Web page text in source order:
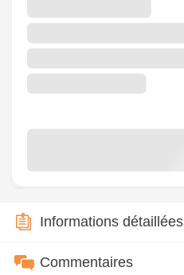
Informations détaillées
Commentaires